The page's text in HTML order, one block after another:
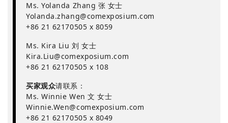
Ms. Yolanda Zhang 张 女士
Yolanda.zhang@comexposium.com
+86 21 62170505 x 8059
Ms. Kira Liu 刘 女士
Kira.Liu@comexposium.com
+86 21 62170505 x 108
买家观众请联系：
Ms. Winnie Wen 文 女士
Winnie.Wen@comexposium.com
+86 21 62170505 x 8049